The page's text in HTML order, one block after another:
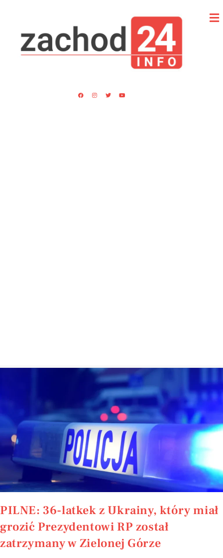
PILNE: 36-latkek z Ukrainy, który miał
grozić Prezydentowi RP został
zatrzymany w Zielonej Górze